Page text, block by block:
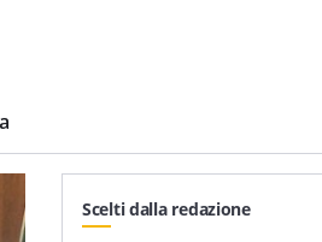
Scelti dalla redazione